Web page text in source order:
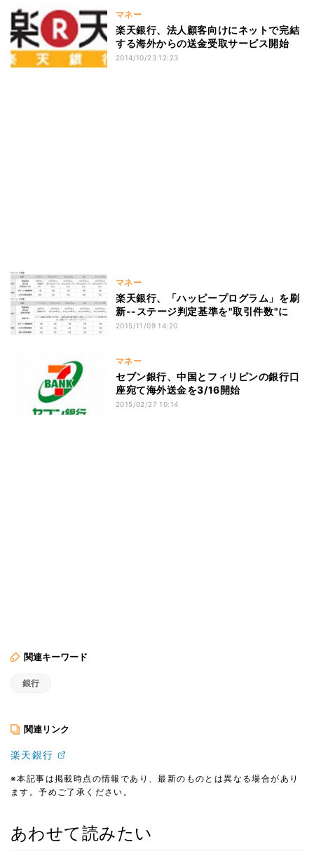
マネー
楽天銀行、法人顧客向けにネットで完結
する海外からの送金受取サービス開始
2014/10/23 12:23
マネー
楽天銀行、「ハッピープログラム」を刷
新--ステージ判定基準を"取引件数"に
2015/11/09 14:20
マネー
セブン銀行、中国とフィリピンの銀行口
座宛て海外送金を3/16開始
2015/02/27 10:14
関連キーワード
銀行
関連リンク
楽天銀行
※本記事は掲載時点の情報であり、最新のものとは異なる場合があり
ます。予めご了承ください。
あわせて読みたい